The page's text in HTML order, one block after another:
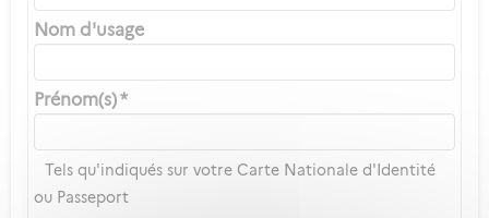
Nom d'usage
Prénom(s) *
Tels qu'indiqués sur votre Carte Nationale d'Identité
ou Passeport